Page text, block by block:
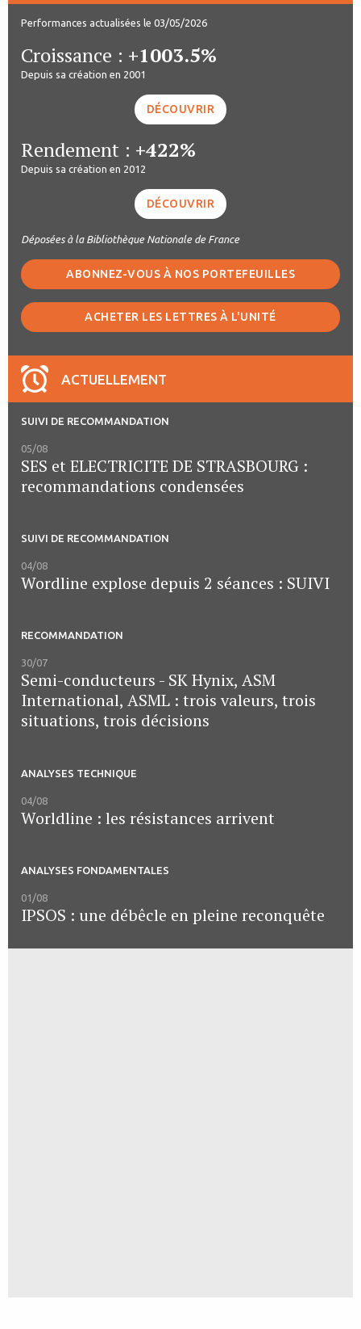
Performances actualisées le 03/05/2026
Croissance : +1003.5%
Depuis sa création en 2001
DÉCOUVRIR
Rendement : +422%
Depuis sa création en 2012
DÉCOUVRIR
Déposées à la Bibliothèque Nationale de France
ABONNEZ-VOUS À NOS PORTEFEUILLES
ACHETER LES LETTRES À L'UNITÉ
ACTUELLEMENT
SUIVI DE RECOMMANDATION
05/08
SES et ELECTRICITE DE STRASBOURG :
recommandations condensées
SUIVI DE RECOMMANDATION
04/08
Wordline explose depuis 2 séances : SUIVI
RECOMMANDATION
30/07
Semi-conducteurs - SK Hynix, ASM
International, ASML : trois valeurs, trois
situations, trois décisions
ANALYSES TECHNIQUE
04/08
Worldline : les résistances arrivent
ANALYSES FONDAMENTALES
01/08
IPSOS : une débêcle en pleine reconquête